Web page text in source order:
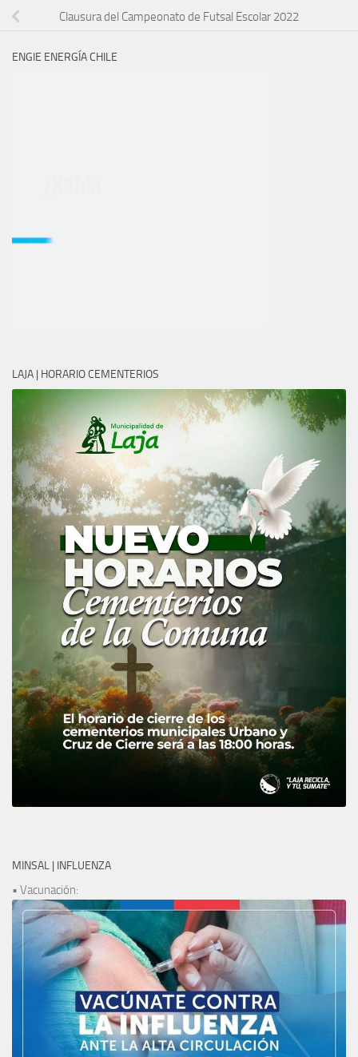
Clausura del Campeonato de Futsal Escolar 2022
ENGIE ENERGÍA CHILE
LAJA | HORARIO CEMENTERIOS
MINSAL | INFLUENZA
• Vacunación: